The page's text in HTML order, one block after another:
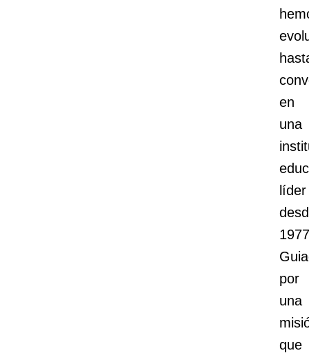
en
una
líder
por
una
que